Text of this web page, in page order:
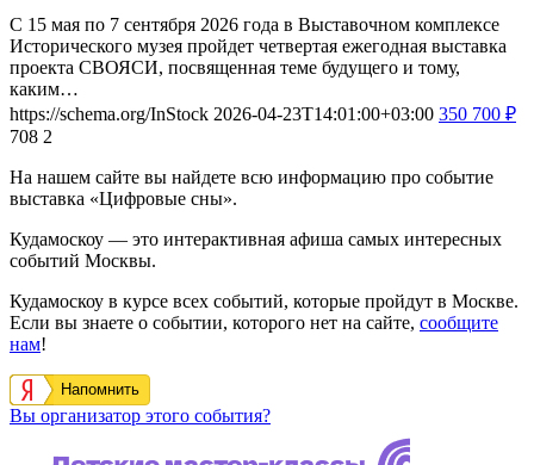
С 15 мая по 7 сентября 2026 года в Выставочном комплексе
Исторического музея пройдет четвертая ежегодная выставка
проекта СВОЯСИ, посвященная теме будущего и тому,
каким…
https://schema.org/InStock 2026-04-23T14:01:00+03:00 350 700 ₽
708 2
На нашем сайте вы найдете всю информацию про событие
выставка «Цифровые сны».
Кудамоскоу — это интерактивная афиша самых интересных
событий Москвы.
Кудамоскоу в курсе всех событий, которые пройдут в Москве.
Если вы знаете о событии, которого нет на сайте, сообщите
нам!
Напомнить
Вы организатор этого события?